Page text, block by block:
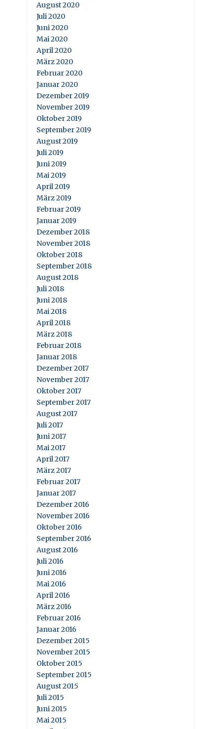
August 2020
Juli 2020
Juni 2020
Mai 2020
April 2020
März 2020
Februar 2020
Januar 2020
Dezember 2019
November 2019
Oktober 2019
September 2019
August 2019
Juli 2019
Juni 2019
Mai 2019
April 2019
März 2019
Februar 2019
Januar 2019
Dezember 2018
November 2018
Oktober 2018
September 2018
August 2018
Juli 2018
Juni 2018
Mai 2018
April 2018
März 2018
Februar 2018
Januar 2018
Dezember 2017
November 2017
Oktober 2017
September 2017
August 2017
Juli 2017
Juni 2017
Mai 2017
April 2017
März 2017
Februar 2017
Januar 2017
Dezember 2016
November 2016
Oktober 2016
September 2016
August 2016
Juli 2016
Juni 2016
Mai 2016
April 2016
März 2016
Februar 2016
Januar 2016
Dezember 2015
November 2015
Oktober 2015
September 2015
August 2015
Juli 2015
Juni 2015
Mai 2015